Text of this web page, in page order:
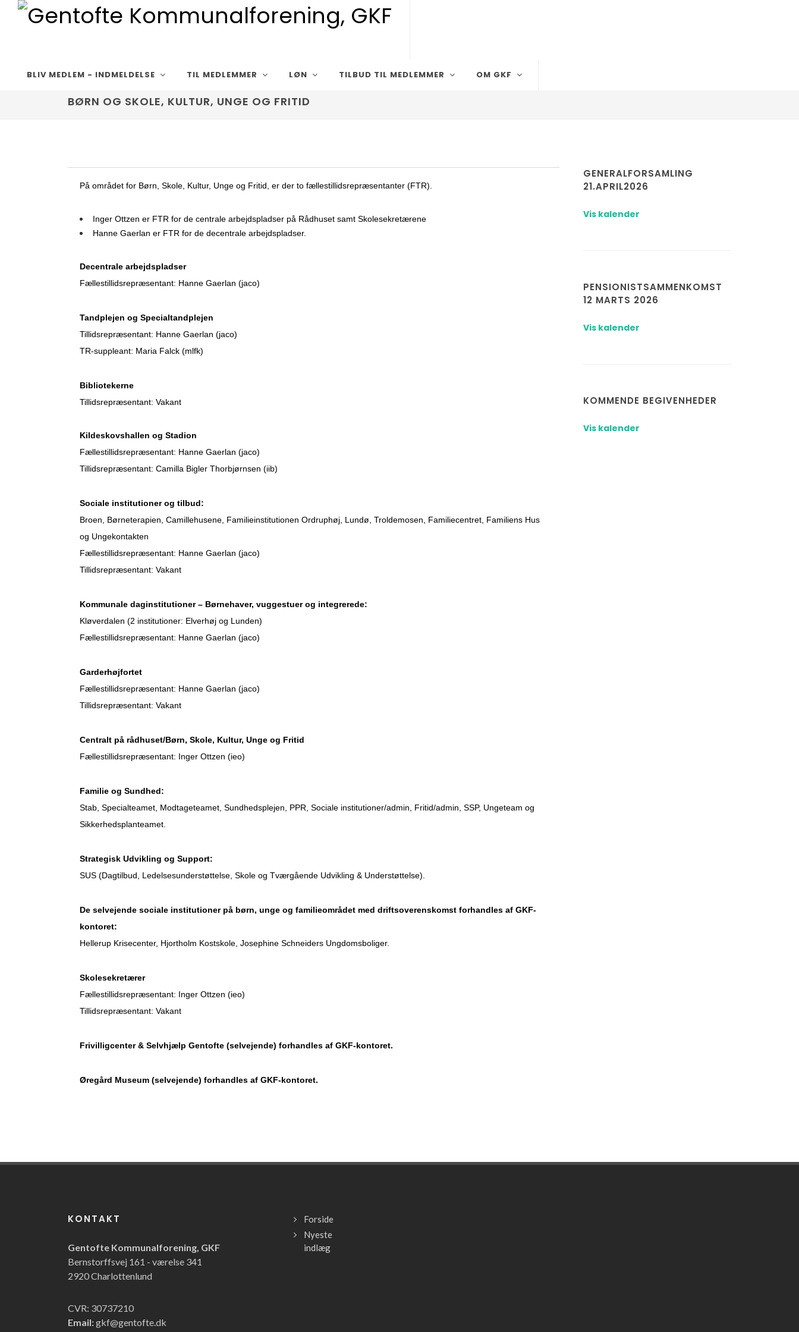
BLIV MEDLEM - INDMELDELSE TIL MEDLEMMER LØN TILBUD TIL MEDLEMMER OM GKF
BØRN OG SKOLE, KULTUR, UNGE OG FRITID
På området for Børn, Skole, Kultur, Unge og Fritid, er der to fællestillidsrepræsentanter (FTR).
Inger Ottzen er FTR for de centrale arbejdspladser på Rådhuset samt Skolesekretærene
Hanne Gaerlan er FTR for de decentrale arbejdspladser.
Decentrale arbejdspladser
Fællestillidsrepræsentant: Hanne Gaerlan (jaco)
Tandplejen og Specialtandplejen
Tillidsrepræsentant: Hanne Gaerlan (jaco)
TR-suppleant: Maria Falck (mlfk)
Bibliotekerne
Tillidsrepræsentant: Vakant
Kildeskovshallen og Stadion
Fællestillidsrepræsentant: Hanne Gaerlan (jaco)
Tillidsrepræsentant: Camilla Bigler Thorbjørnsen (iib)
Sociale institutioner og tilbud:
Broen, Børneterapien, Camillehusene, Familieinstitutionen Ordruphøj, Lundø, Troldemosen, Familiecentret, Familiens Hus
og Ungekontakten
Fællestillidsrepræsentant: Hanne Gaerlan (jaco)
Tillidsrepræsentant: Vakant
Kommunale daginstitutioner – Børnehaver, vuggestuer og integrerede:
Kløverdalen (2 institutioner: Elverhøj og Lunden)
Fællestillidsrepræsentant: Hanne Gaerlan (jaco)
Garderhøjfortet
Fællestillidsrepræsentant: Hanne Gaerlan (jaco)
Tillidsrepræsentant: Vakant
Centralt på rådhuset/Børn, Skole, Kultur, Unge og Fritid
Fællestillidsrepræsentant: Inger Ottzen (ieo)
Familie og Sundhed:
Stab, Specialteamet, Modtageteamet, Sundhedsplejen, PPR, Sociale institutioner/admin, Fritid/admin, SSP, Ungeteam og
Sikkerhedsplanteamet.
Strategisk Udvikling og Support:
SUS (Dagtilbud, Ledelsesunderstøttelse, Skole og Tværgående Udvikling & Understøttelse).
De selvejende sociale institutioner på børn, unge og familieområdet med driftsoverenskomst forhandles af GKF-
kontoret:
Hellerup Krisecenter, Hjortholm Kostskole, Josephine Schneiders Ungdomsboliger.
Skolesekretærer
Fællestillidsrepræsentant: Inger Ottzen (ieo)
Tillidsrepræsentant: Vakant
Frivilligcenter & Selvhjælp Gentofte (selvejende) forhandles af GKF-kontoret.
Øregård Museum (selvejende) forhandles af GKF-kontoret.
GENERALFORSAMLING
21.APRIL2026
Vis kalender
PENSIONISTSAMMENKOMST
12 MARTS 2026
Vis kalender
KOMMENDE BEGIVENHEDER
Vis kalender
KONTAKT
Gentofte Kommunalforening, GKF
Bernstorffsvej 161 - værelse 341
2920 Charlottenlund
CVR: 30737210
Email:gkf@gentofte.dk
Forside
Nyeste
indlæg